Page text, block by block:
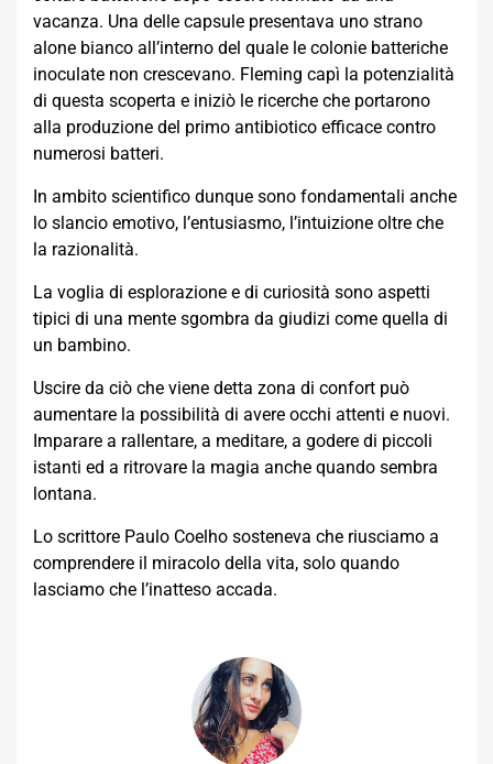
vacanza. Una delle capsule presentava uno strano
alone bianco all’interno del quale le colonie batteriche
inoculate non crescevano. Fleming capì la potenzialità
di questa scoperta e iniziò le ricerche che portarono
alla produzione del primo antibiotico efficace contro
numerosi batteri.
In ambito scientifico dunque sono fondamentali anche
lo slancio emotivo, l’entusiasmo, l’intuizione oltre che
la razionalità.
La voglia di esplorazione e di curiosità sono aspetti
tipici di una mente sgombra da giudizi come quella di
un bambino.
Uscire da ciò che viene detta zona di confort può
aumentare la possibilità di avere occhi attenti e nuovi.
Imparare a rallentare, a meditare, a godere di piccoli
istanti ed a ritrovare la magia anche quando sembra
lontana.
Lo scrittore Paulo Coelho sosteneva che riusciamo a
comprendere il miracolo della vita, solo quando
lasciamo che l’inatteso accada.